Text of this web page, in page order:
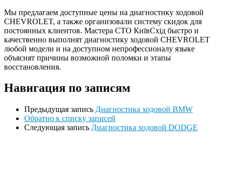
Мы предлагаем доступные цены на диагностику ходовой
CHEVROLET, а также организовали систему скидок для
постоянных клиентов. Мастера СТО КиївСхід быстро и
качественно выполнят диагностику ходовой CHEVROLET
любой модели и на доступном непрофессионалу языке
объяснят причины возможной поломки и этапы
восстановления.
Навигация по записям
Предыдущая запись Диагностика ходовой BMW
Обратно к списку записей
Следующая запись Диагностика ходовой DODGE